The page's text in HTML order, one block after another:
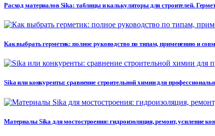
Расход материалов Sika: таблицы и калькуляторы для строителей.
Как выбрать герметик: полное руководство по типам, применению и
Sika или конкуренты: сравнение строительной химии для
Материалы Sika для мостостроения: гидроизоляция, ремонт, усиление